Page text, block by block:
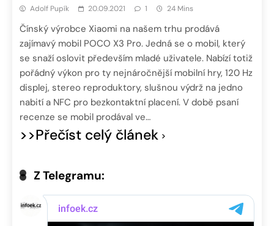
Adolf Pupík 20.09.2021 1 24 Mins
Čínský výrobce Xiaomi na našem trhu prodává
zajímavý mobil POCO X3 Pro. Jedná se o mobil, který
se snaží oslovit především mladé uživatele. Nabízí totiž
pořádný výkon pro ty nejnáročnější mobilní hry, 120 Hz
displej, stereo reproduktory, slušnou výdrž na jedno
nabití a NFC pro bezkontaktní placení. V době psaní
recenze se mobil prodával ve…
>>Přečíst celý článek
Z Telegramu: